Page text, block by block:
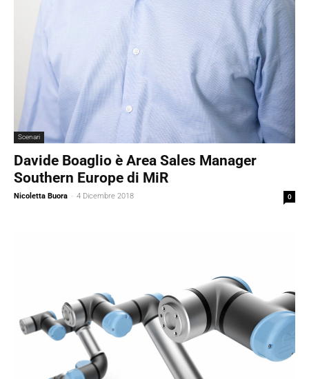
Scenari
Davide Boaglio è Area Sales Manager
Southern Europe di MiR
Nicoletta Buora - 4 Dicembre 2018 0